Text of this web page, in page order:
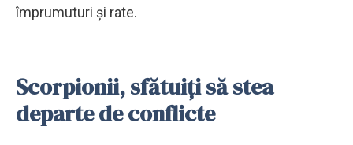
împrumuturi și rate.
Scorpionii, sfătuiți să stea
departe de conflicte